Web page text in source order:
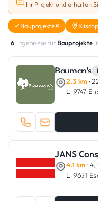
Referenzen
Förderungen &
Sind Sie
Ihr Projekt und erhalten
Bauprojekte
6 Ergebnisse für Bauprojekte
Bauman's
2.3 km ·
L-9747
JANS
4.1 km ·
L-9651